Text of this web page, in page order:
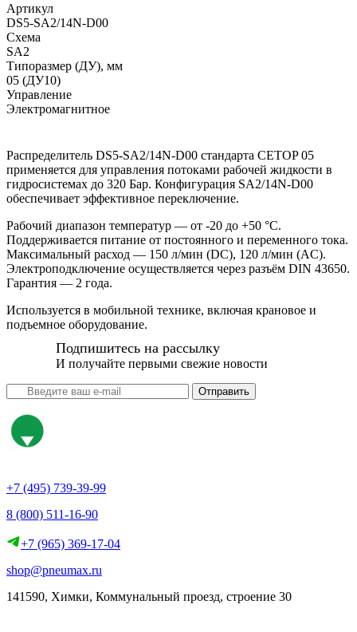
Артикул
DS5-SA2/14N-D00
Схема
SA2
Типоразмер (ДУ), мм
05 (ДУ10)
Управление
Электромагнитное
Распределитель DS5-SA2/14N-D00 стандарта CETOP 05
применяется для управления потоками рабочей жидкости в
гидросистемах до 320 Бар. Конфигурация SA2/14N-D00
обеспечивает эффективное переключение.
Рабочий диапазон температур — от -20 до +50 °C.
Поддерживается питание от постоянного и переменного тока.
Максимальный расход — 150 л/мин (DC), 120 л/мин (AC).
Электроподключение осуществляется через разъём DIN 43650.
Гарантия — 2 года.
Используется в мобильной технике, включая крановое и
подъемное оборудование.
Подпишитесь на рассылку
И получайте первыми свежие новости
Отправить
+7 (495) 739-39-99
8 (800) 511-16-90
+7 (965) 369-17-04
shop@pneumax.ru
141590, Химки, Коммунальный проезд, строение 30